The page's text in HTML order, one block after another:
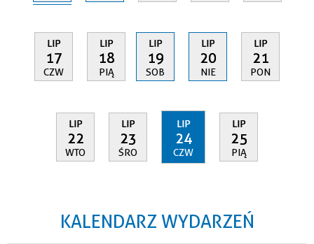
LIP
17
CZW
LIP
18
PIĄ
LIP
19
SOB
LIP
20
NIE
LIP
21
PON
LIP
22
WTO
LIP
23
ŚRO
LIP
24
CZW
LIP
25
PIĄ
KALENDARZ WYDARZEŃ